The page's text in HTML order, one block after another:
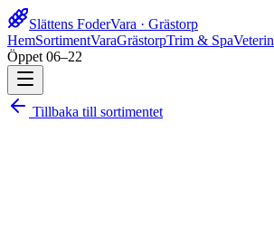
Slättens FoderVara · Grästorp
HemSortimentVaraGrästorpTrim & Spa
Öppet 06–22
Tillbaka till sortimentet